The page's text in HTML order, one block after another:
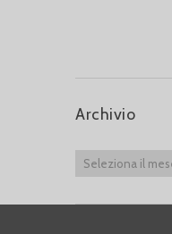
Archivio